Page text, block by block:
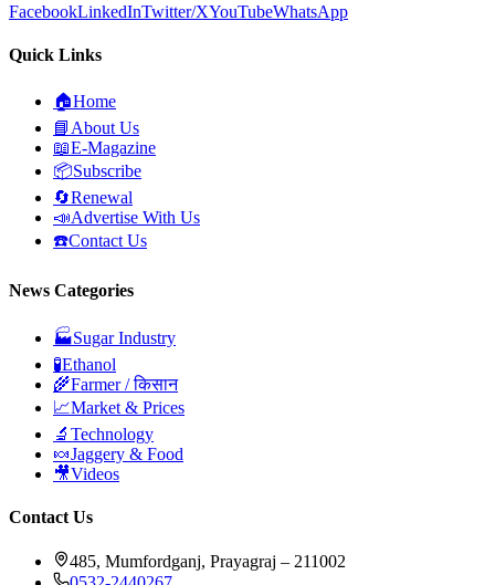
FacebookLinkedInTwitter/XYouTubeWhatsApp
Quick Links
🏠Home
📘 About Us
📖E-Magazine
📦Subscribe
🔄Renewal
📣Advertise With Us
☎️Contact Us
News Categories
🏭Sugar Industry
🧪Ethanol
🌾Farmer / किसान
📈Market & Prices
🔬 Technology
🍬Jaggery & Food
🎥Videos
Contact Us
485, Mumfordganj, Prayagraj – 211002